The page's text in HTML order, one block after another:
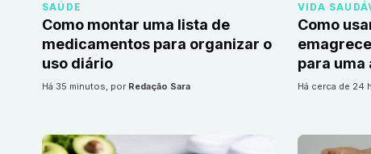
SAÚDE
Como montar uma lista de
medicamentos para organizar o
uso diário
há 35 minutos, por Redação Sara
VIDA
Como
para
há cerca de 24